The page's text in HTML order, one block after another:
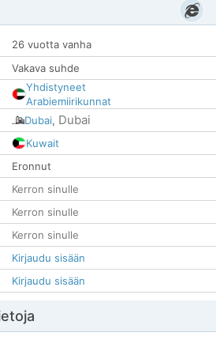
26 vuotta vanha
Vakava suhde
Yhdistyneet
Arabiemiirikunnat
Dubai, Dubai
Kuwait
Eronnut
Kerron sinulle
Kerron sinulle
Kerron sinulle
Kirjaudu sisään
Kirjaudu sisään